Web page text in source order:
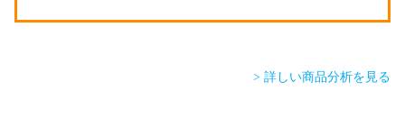
> 詳しい商品分析を見る